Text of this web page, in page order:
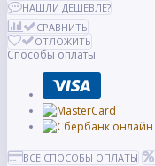
НАШЛИ ДЕШЕВЛЕ?
СРАВНИТЬ
ОТЛОЖИТЬ
Способы оплаты
ВСЕ СПОСОБЫ ОПЛАТЫ